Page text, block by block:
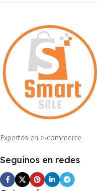
Expertos en e-commerce
Seguinos en redes